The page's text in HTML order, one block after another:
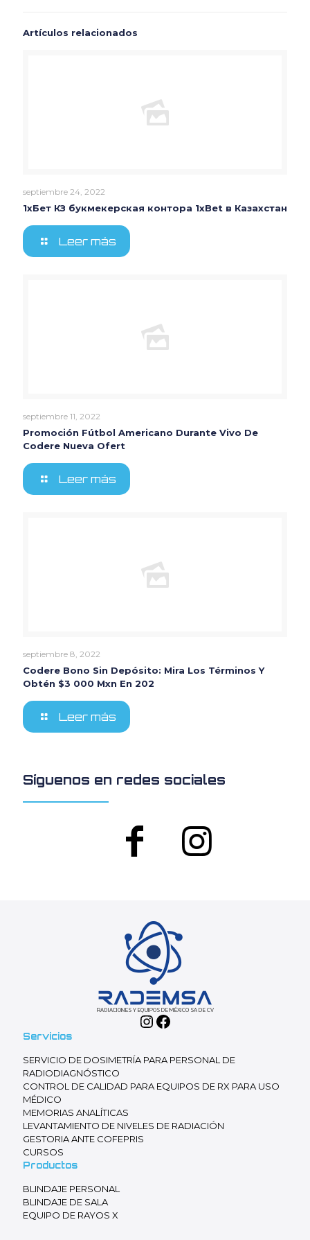
Artículos relacionados
septiembre 24, 2022
1хБет КЗ букмекерская контора 1xBet в Казахстан
Leer más
septiembre 11, 2022
Promoción Fútbol Americano Durante Vivo De
Codere Nueva Ofert
Leer más
septiembre 8, 2022
Codere Bono Sin Depósito: Mira Los Términos Y
Obtén $3 000 Mxn En 202
Leer más
Síguenos en redes sociales
Instagram
Facebook
Servicios
SERVICIO DE DOSIMETRÍA PARA PERSONAL DE
RADIODIAGNÓSTICO
CONTROL DE CALIDAD PARA EQUIPOS DE RX PARA USO
MÉDICO
MEMORIAS ANALÍTICAS
LEVANTAMIENTO DE NIVELES DE RADIACIÓN
GESTORIA ANTE COFEPRIS
CURSOS
Productos
BLINDAJE PERSONAL
BLINDAJE DE SALA
EQUIPO DE RAYOS X